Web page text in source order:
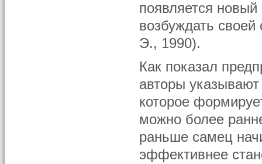
появляется новый
возбуждать
Э., 1990).
Как показал
авторы
которое
можно более
раньше самец
эффективнее